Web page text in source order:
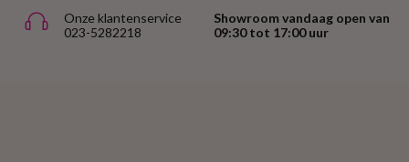
Onze klantenservice
023-5282218
Showroom vandaag open van
09:30 tot 17:00 uur